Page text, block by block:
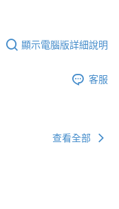
顯示電腦版詳細說明
客服
查看全部